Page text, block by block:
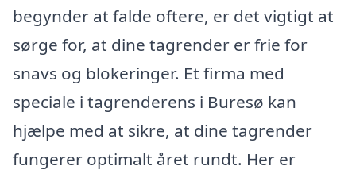
begynder at falde oftere, er det vigtigt at
sørge for, at dine tagrender er frie for
snavs og blokeringer. Et firma med
speciale i tagrenderens i Buresø kan
hjælpe med at sikre, at dine tagrender
fungerer optimalt året rundt. Her er